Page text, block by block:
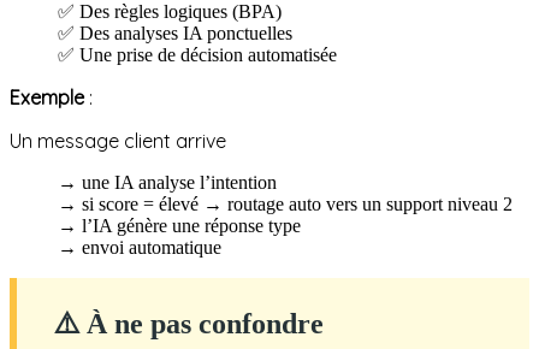
✅ Des règles logiques (BPA)
✅ Des analyses IA ponctuelles
✅ Une prise de décision automatisée
Exemple:
Un message client arrive
→ une IA analyse l’intention
→ si score = élevé → routage auto vers un support niveau 2
→ l’IA génère une réponse type
→ envoi automatique
⚠️ À ne pas confondre